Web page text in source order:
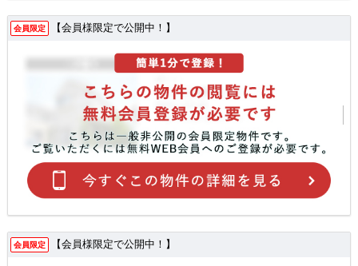
会員限定 【会員様限定で公開中！】
会員限定 【会員様限定で公開中！】